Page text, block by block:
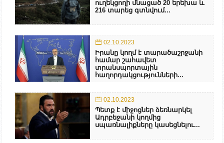
ուղեկցողի մնացած 20 երեխա և
216 տարեց գտնվում...
02.10.2023
Իրանը կողմ է տարածաշրջանի
համար շահավետ
տրանսպորտային
հաղորդակցությունների...
02.10.2023
Պետք է միջոցներ ձեռնարկել
Ադրբեջանի կողմից
սպառնալիքները կասեցնելու...